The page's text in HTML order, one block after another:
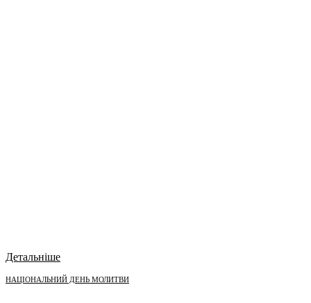
Детальніше
НАЦІОНАЛЬНИЙ ДЕНЬ МОЛИТВИ